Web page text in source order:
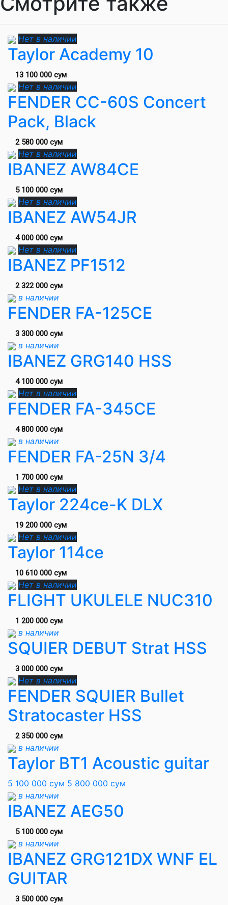
Нет в наличии
Taylor Academy 10
13 100 000 сум
Нет в наличии
FENDER CC-60S Concert
Pack, Black
2 580 000 сум
Нет в наличии
IBANEZ AW84CE
5 100 000 сум
Нет в наличии
IBANEZ AW54JR
4 000 000 сум
Нет в наличии
IBANEZ PF1512
2 322 000 сум
в наличии
FENDER FA-125CE
3 300 000 сум
в наличии
IBANEZ GRG140 HSS
4 100 000 сум
Нет в наличии
FENDER FA-345CE
4 800 000 сум
в наличии
FENDER FA-25N 3/4
1 700 000 сум
Нет в наличии
Taylor 224ce-K DLX
19 200 000 сум
Нет в наличии
Taylor 114ce
10 610 000 сум
Нет в наличии
FLIGHT UKULELE NUC310
1 200 000 сум
в наличии
SQUIER DEBUT Strat HSS
3 000 000 сум
Нет в наличии
FENDER SQUIER Bullet
Stratocaster HSS
2 350 000 сум
в наличии
Taylor BT1 Acoustic guitar
5 100 000 сум 5 800 000 сум
в наличии
IBANEZ AEG50
5 100 000 сум
в наличии
IBANEZ GRG121DX WNF EL
GUITAR
3 500 000 сум